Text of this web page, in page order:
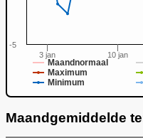
Maandnormaal
Maximum
Minimum
3 jan 10 jan
-5
Maandgemiddelde